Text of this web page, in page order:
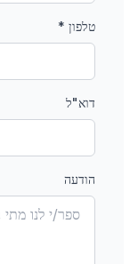
טלפון *
דוא"ל
הודעה